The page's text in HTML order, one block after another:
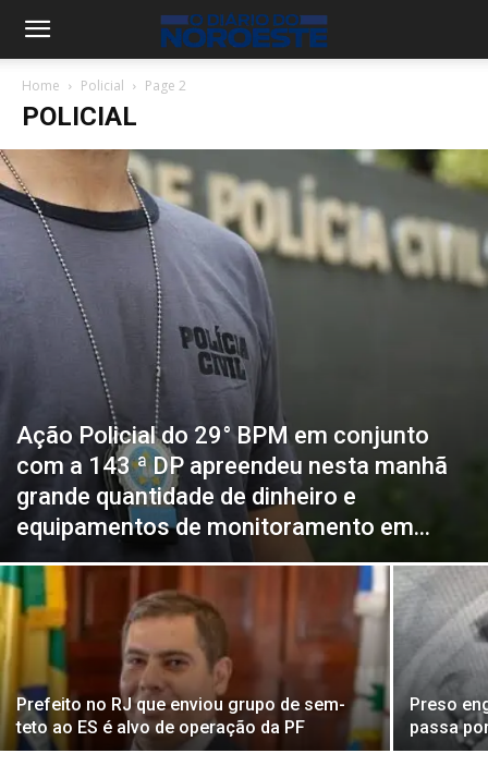
Home Policial Page 2
POLICIAL
Ação Policial do 29° BPM em conjunto
com a 143 ª DP apreendeu nesta manhã
grande quantidade de dinheiro e
equipamentos de monitoramento em...
Prefeito no RJ que enviou grupo de sem-
teto ao ES é alvo de operação da PF
Preso
passa